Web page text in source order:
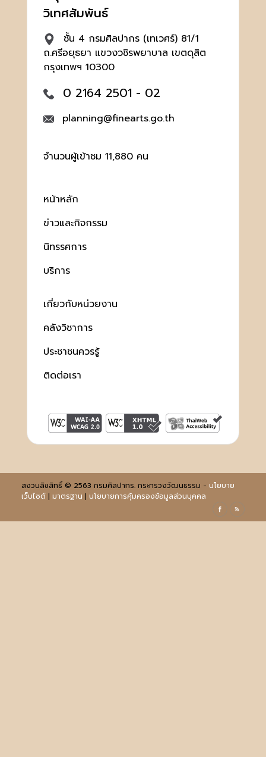
วิเทศสัมพันธ์
ชั้น 4 กรมศิลปากร (เทเวศร์) 81/1
ถ.ศรีอยุธยา แขวงวชิรพยาบาล เขตดุสิต
กรุงเทพฯ 10300
0 2164 2501 - 02
planning@finearts.go.th
จำนวนผู้เข้าชม 11,880 คน
หน้าหลัก
ข่าวและกิจกรรม
นิทรรศการ
บริการ
เกี่ยวกับหน่วยงาน
คลังวิชาการ
ประชาชนควรรู้
ติดต่อเรา
สงวนลิขสิทธิ์ © 2563 กรมศิลปากร. กระทรวงวัฒนธรรม - นโยบาย
เว็บไซต์| มาตรฐาน | นโยบายการคุ้มครองข้อมูลส่วนบุคคล